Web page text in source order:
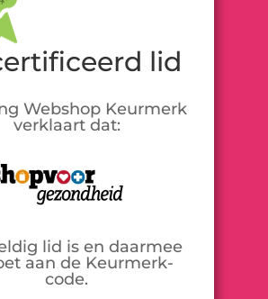
lid
Webshop Keurmerk
verklaart dat:
lid is en daarmee
aan de Keurmerk-
code.